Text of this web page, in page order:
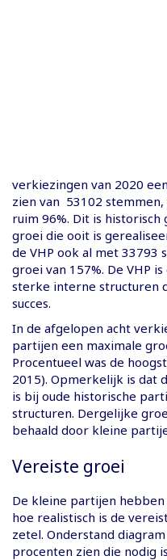
verkiezingen van 2020
zien van 53102
ruim 96%. Dit is
groei die ooit is
de VHP ook al met 33793
groei van 157%. De VHP
sterke interne structuren
succes.
In de afgelopen acht
partijen een maximale
Procentueel was de
2015). Opmerkelijk is dat
is bij oude historische
structuren. Dergelijke
behaald door kleine
Vereiste groei
De kleine partijen
hoe realistisch is de
zetel. Onderstand
procenten zien die nodig